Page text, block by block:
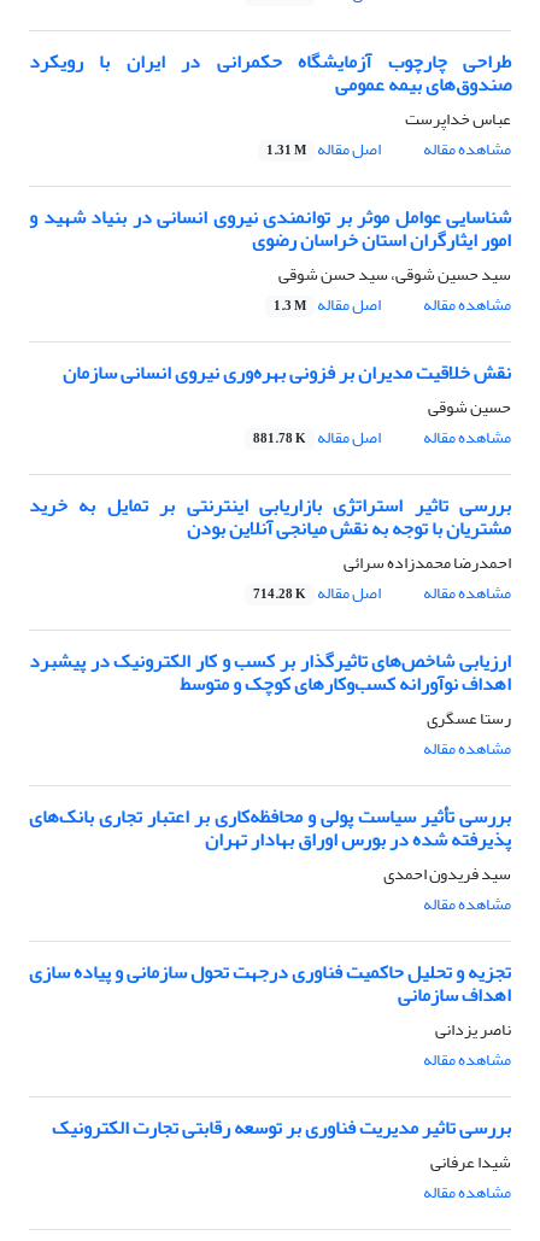
طراحی چارچوب آزمایشگاه حکمرانی در ایران با رویکرد
صندوق‌های بیمه عمومی
عباس خداپرست
مشاهده مقاله
اصل مقاله 1.31 M
شناسایی عوامل موثر بر توانمندی نیروی انسانی در بنیاد شهید و
امور ایثارگران استان خراسان رضوی
سید حسین شوقی، سید حسن شوقی
مشاهده مقاله
اصل مقاله 1.3 M
نقش خلاقیت مدیران بر فزونی بهره‌وری نیروی انسانی سازمان
حسین شوقی
مشاهده مقاله
اصل مقاله 881.78 K
بررسی تاثیر استراتژی بازاریابی اینترنتی بر تمایل به خرید
مشتریان با توجه به نقش میانجی آنلاین بودن
احمدرضا محمدزاده سرائی
مشاهده مقاله
اصل مقاله 714.28 K
ارزیابی شاخص‌های تاثیرگذار بر کسب و کار الکترونیک در پیشبرد
اهداف نوآورانه کسب‌و‌کارهای کوچک و متوسط
رستا عسگری
مشاهده مقاله
بررسی تأثیر سیاست‌ پولی‌ و محافظه‌‌کاری‌ بر اعتبار تجاری‌ بانک‌های‌
پذیرفته‌ شده‌ در بورس‌ اوراق بهادار تهران‌
سید فریدون احمدی
مشاهده مقاله
تجزیه و تحلیل حاکمیت فناوری درجهت تحول سازمانی و پیاده سازی
اهداف سازمانی
ناصر یزدانی
مشاهده مقاله
بررسی تاثیر مدیریت فناوری بر توسعه رقابتی تجارت الکترونیک
شیدا عرفانی
مشاهده مقاله